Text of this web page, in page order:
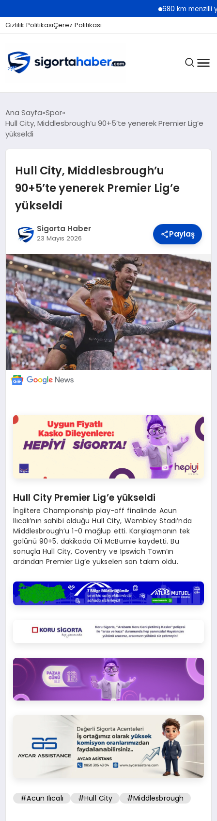
680 km menzilli yeni
Gizlilik PolitikasıÇerez Politikası
SIGORTA
EKONOMI
BILIM VE TEKNOLOJI
OTOMOBIL
KÜNYE
İLETIŞIM
Ana Sayfa Spor
Hull City, Middlesbrough’u 90+5’te yenerek Premier Lig’e
yükseldi
Hull City, Middlesbrough’u
90+5’te yenerek Premier Lig’e
yükseldi
Sigorta Haber
23 Mayıs 2026 Paylaş
Hull City Premier Lig’e yükseldi
İngiltere Championship play-off finalinde Acun
Ilıcalı’nın sahibi olduğu Hull City, Wembley Stadı’nda
Middlesbrough’u 1-0 mağlup etti. Karşılaşmanın tek
golünü 90+5. dakikada Oli McBurnie kaydetti. Bu
sonuçla Hull City, Coventry ve Ipswich Town’ın
ardından Premier Lig’e yükselen son takım oldu.
#Acun Ilıcalı #Hull City #Middlesbrough